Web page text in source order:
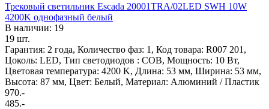
Трековый светильник Escada 20001TRA/02LED SWH 10W
4200K однофазный белый
В наличии: 19
19 шт.
Гарантия: 2 года, Количество фаз: 1, Код товара: R007 201,
Цоколь: LED, Тип светодиодов : COB, Мощность: 10 Вт,
Цветовая температура: 4200 K, Длина: 53 мм, Ширина: 53 мм,
Высота: 87 мм, Цвет: Белый, Материал: Алюминий / Пластик
970.-
485.-